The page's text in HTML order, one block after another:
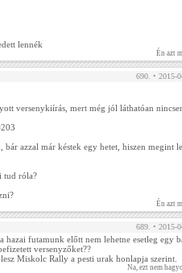
lennék
Én azt
690. • 2015-
versenykiírás, mert még jól láthatóan
azzal már késtek egy hetet, hiszen megint
tud róla?
Én azt
689. • 2015-
hazai futamunk előtt nem lehetne esetleg egy
versenyzőket??
Miskolc Rally a pesti urak honlapja szerint.
Na, ezt nem